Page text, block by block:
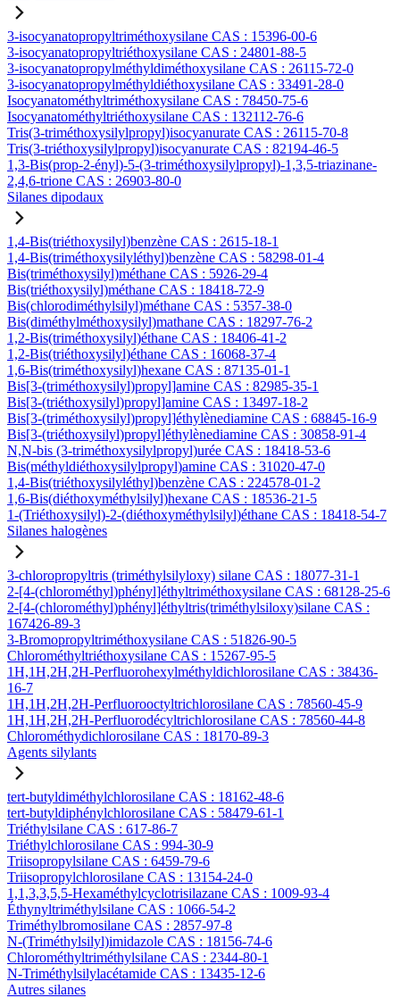
3-isocyanatopropyltriméthoxysilane CAS : 15396-00-6
3-isocyanatopropyltriéthoxysilane CAS : 24801-88-5
3-isocyanatopropylméthyldiméthoxysilane CAS : 26115-72-0
3-isocyanatopropylméthyldiéthoxysilane CAS : 33491-28-0
Isocyanatométhyltriméthoxysilane CAS : 78450-75-6
Isocyanatométhyltriéthoxysilane CAS : 132112-76-6
Tris(3-triméthoxysilylpropyl)isocyanurate CAS : 26115-70-8
Tris(3-triéthoxysilylpropyl)isocyanurate CAS : 82194-46-5
1,3-Bis(prop-2-ényl)-5-(3-triméthoxysilylpropyl)-1,3,5-triazinane-
2,4,6-trione CAS : 26903-80-0
Silanes dipodaux
1,4-Bis(triéthoxysilyl)benzène CAS : 2615-18-1
1,4-Bis(triméthoxysilyléthyl)benzène CAS : 58298-01-4
Bis(triméthoxysilyl)méthane CAS : 5926-29-4
Bis(triéthoxysilyl)méthane CAS : 18418-72-9
Bis(chlorodiméthylsilyl)méthane CAS : 5357-38-0
Bis(diméthylméthoxysilyl)mathane CAS : 18297-76-2
1,2-Bis(triméthoxysilyl)éthane CAS : 18406-41-2
1,2-Bis(triéthoxysilyl)éthane CAS : 16068-37-4
1,6-Bis(triméthoxysilyl)hexane CAS : 87135-01-1
Bis[3-(triméthoxysilyl)propyl]amine CAS : 82985-35-1
Bis[3-(triéthoxysilyl)propyl]amine CAS : 13497-18-2
Bis[3-(triméthoxysilyl)propyl]éthylènediamine CAS : 68845-16-9
Bis[3-(triéthoxysilyl)propyl]éthylènediamine CAS : 30858-91-4
N,N-bis (3-triméthoxysilylpropyl)urée CAS : 18418-53-6
Bis(méthyldiéthoxysilylpropyl)amine CAS : 31020-47-0
1,4-Bis(triéthoxysilyléthyl)benzène CAS : 224578-01-2
1,6-Bis(diéthoxyméthylsilyl)hexane CAS : 18536-21-5
1-(Triéthoxysilyl)-2-(diéthoxyméthylsilyl)éthane CAS : 18418-54-7
Silanes halogènes
3-chloropropyltris (triméthylsilyloxy) silane CAS : 18077-31-1
2-[4-(chlorométhyl)phényl]éthyltriméthoxysilane CAS : 68128-25-6
2-[4-(chlorométhyl)phényl]éthyltris(triméthylsiloxy)silane CAS :
167426-89-3
3-Bromopropyltriméthoxysilane CAS : 51826-90-5
Chlorométhyltriéthoxysilane CAS : 15267-95-5
1H,1H,2H,2H-Perfluorohexylméthyldichlorosilane CAS : 38436-
16-7
1H,1H,2H,2H-Perfluorooctyltrichlorosilane CAS : 78560-45-9
1H,1H,2H,2H-Perfluorodécyltrichlorosilane CAS : 78560-44-8
Chlorométhydichlorosilane CAS : 18170-89-3
Agents silylants
tert-butyldiméthylchlorosilane CAS : 18162-48-6
tert-butyldiphénylchlorosilane CAS : 58479-61-1
Triéthylsilane CAS : 617-86-7
Triéthylchlorosilane CAS : 994-30-9
Triisopropylsilane CAS : 6459-79-6
Triisopropylchlorosilane CAS : 13154-24-0
1,1,3,3,5,5-Hexaméthylcyclotrisilazane CAS : 1009-93-4
Éthynyltriméthylsilane CAS : 1066-54-2
Triméthylbromosilane CAS : 2857-97-8
N-(Triméthylsilyl)imidazole CAS : 18156-74-6
Chlorométhyltriméthylsilane CAS : 2344-80-1
N-Triméthylsilylacétamide CAS : 13435-12-6
Autres silanes